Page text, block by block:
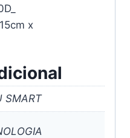
x
SMART